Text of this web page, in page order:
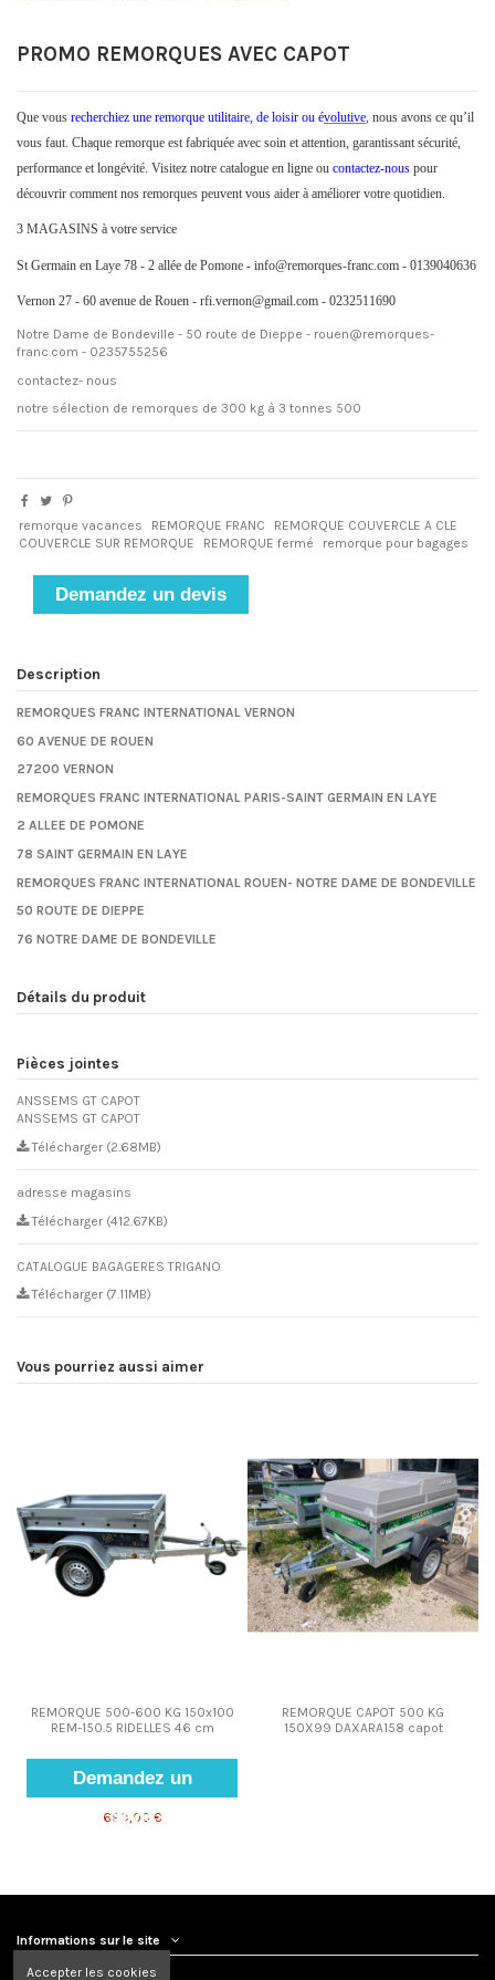
PROMO REMORQUES AVEC CAPOT
Que vous recherchiez une remorque utilitaire, de loisir ou évolutive , nous avons ce qu’il
vous faut. Chaque remorque est fabriquée avec soin et attention, garantissant sécurité,
performance et longévité. Visitez notre catalogue en ligne ou contactez-nous pour
découvrir comment nos remorques peuvent vous aider à améliorer votre quotidien.
3 MAGASINS à votre service
St Germain en Laye 78 - 2 allée de Pomone - info@remorques-franc.com - 0139040636
Vernon 27 - 60 avenue de Rouen - rfi.vernon@gmail.com - 0232511690
Notre Dame de Bondeville - 50 route de Dieppe - rouen@remorques-
franc.com - 0235755256
contactez- nous
notre sélection de remorques de 300 kg à 3 tonnes 500
remorque vacances REMORQUE FRANC
REMORQUE COUVERCLE A CLE
COUVERCLE SUR REMORQUE
REMORQUE fermé remorque pour bagages
Demandez un devis
Description
REMORQUES FRANC INTERNATIONAL VERNON
60 AVENUE DE ROUEN
27200 VERNON
REMORQUES FRANC INTERNATIONAL PARIS-SAINT GERMAIN EN LAYE
2 ALLEE DE POMONE
78 SAINT GERMAIN EN LAYE
REMORQUES FRANC INTERNATIONAL ROUEN- NOTRE DAME DE BONDEVILLE
50 ROUTE DE DIEPPE
76 NOTRE DAME DE BONDEVILLE
Détails du produit
Pièces jointes
ANSSEMS GT CAPOT
ANSSEMS GT CAPOT
Télécharger (2.68MB)
adresse magasins
Télécharger (412.67KB)
CATALOGUE BAGAGERES TRIGANO
Télécharger (7.11MB)
Vous pourriez aussi aimer
un devis
REMORQUE 500-600 KG 150x100
REM-150.5 RIDELLES 46 cm
Demandez un
devis
699,00 €
un devis
REMORQUE CAPOT 500 KG
150X99 DAXARA158 capot
Informations sur le site
Accepter les cookies